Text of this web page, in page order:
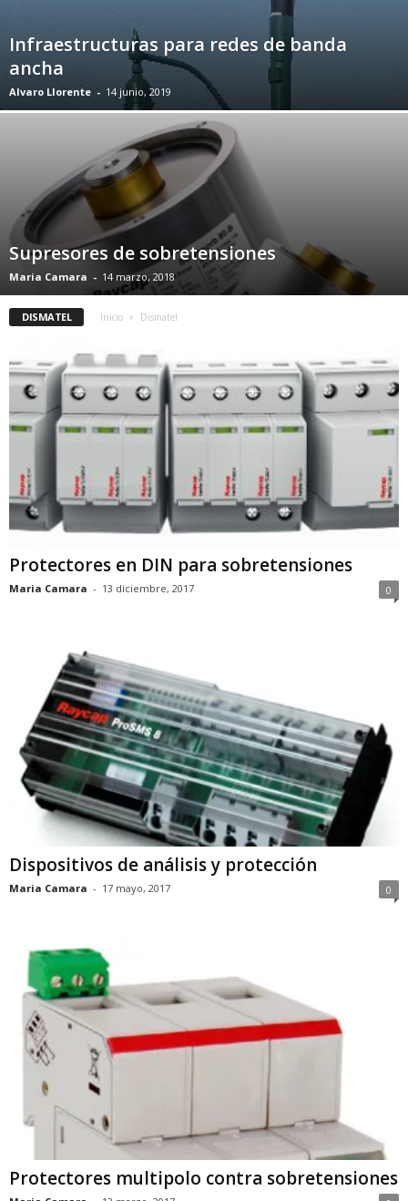
Infraestructuras para redes de banda
ancha
Alvaro Llorente - 14 junio, 2019
Supresores de sobretensiones
Maria Camara - 14 marzo, 2018
DISMATEL Inicio Dismatel
Protectores en DIN para sobretensiones
Maria Camara - 13 diciembre, 2017 0
Dispositivos de análisis y protección
Maria Camara - 17 mayo, 2017 0
Protectores multipolo contra sobretensiones